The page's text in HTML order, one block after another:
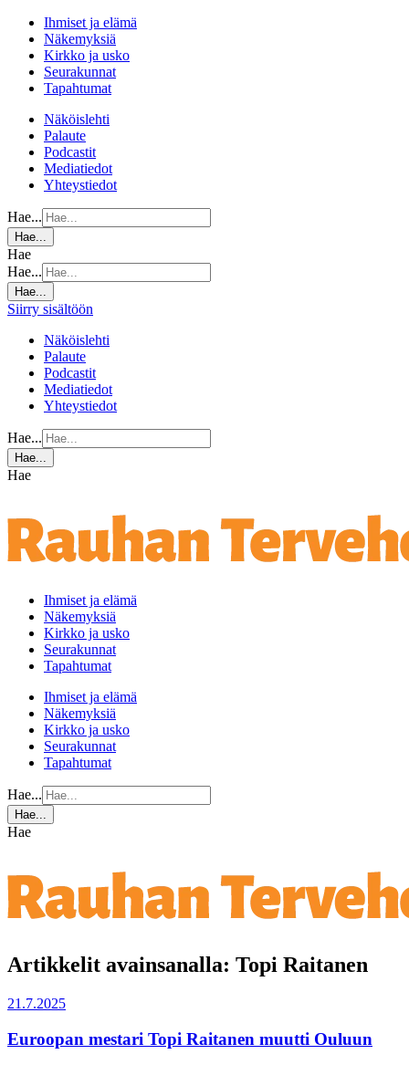
Ihmiset ja elämä
Näkemyksiä
Kirkko ja usko
Seurakunnat
Tapahtumat
Näköislehti
Palaute
Podcastit
Mediatiedot
Yhteystiedot
Hae...
Hae...
Hae
Hae...
Hae...
Siirry sisältöön
Näköislehti
Palaute
Podcastit
Mediatiedot
Yhteystiedot
Hae...
Hae...
Hae
Ihmiset ja elämä
Näkemyksiä
Kirkko ja usko
Seurakunnat
Tapahtumat
Ihmiset ja elämä
Näkemyksiä
Kirkko ja usko
Seurakunnat
Tapahtumat
Hae...
Hae...
Hae
Artikkelit avainsanalla: Topi Raitanen
21.7.2025
Euroopan mestari Topi Raitanen muutti Ouluun